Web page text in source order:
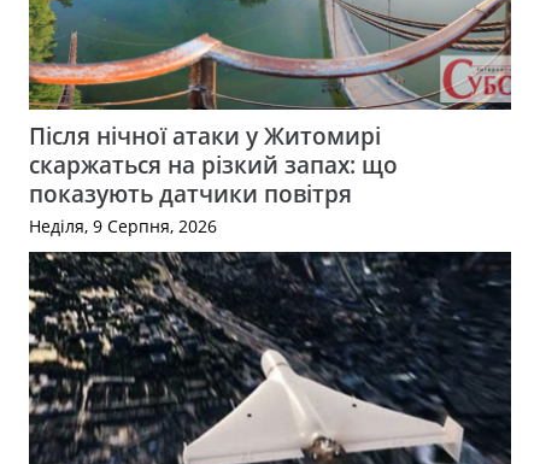
Після нічної атаки у Житомирі
скаржаться на різкий запах: що
показують датчики повітря
Неділя, 9 Серпня, 2026